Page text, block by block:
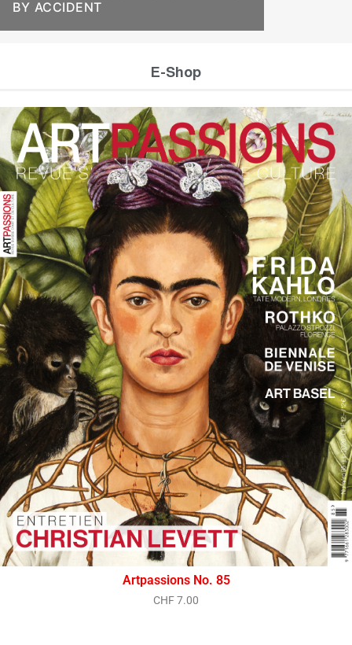
BY ACCIDENT
E-Shop
Artpassions No. 85
CHF7.00